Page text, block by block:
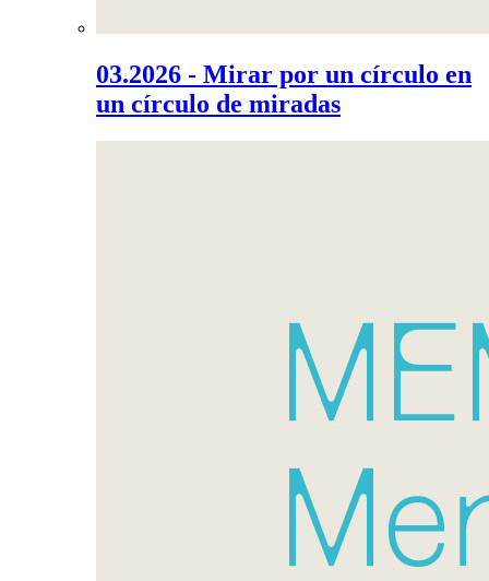
03.2026 - Mirar por un círculo en
un círculo de miradas